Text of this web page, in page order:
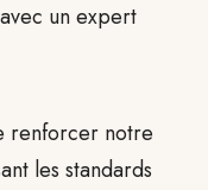
un expert
renforcer notre
les standards